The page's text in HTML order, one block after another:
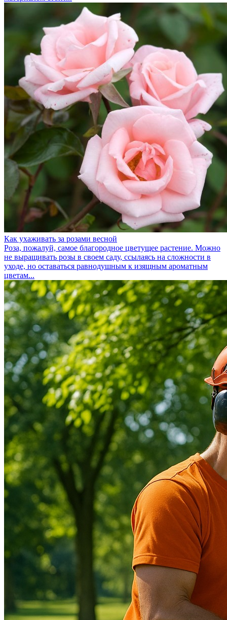
Как ухаживать за розами весной
Роза, пожалуй, самое благородное цветущее растение. Можно
не выращивать розы в своем саду, ссылаясь на сложности в
уходе, но оставаться равнодушным к изящным ароматным
цветам...